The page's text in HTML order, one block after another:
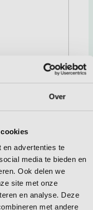
Over
en advertenties te
media te bieden en
Ook delen we
site met onze
en analyse. Deze
met andere